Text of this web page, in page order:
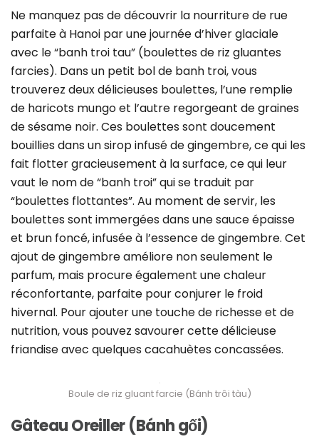
Ne manquez pas de découvrir la nourriture de rue
parfaite à Hanoi par une journée d’hiver glaciale
avec le “banh troi tau” (boulettes de riz gluantes
farcies). Dans un petit bol de banh troi, vous
trouverez deux délicieuses boulettes, l’une remplie
de haricots mungo et l’autre regorgeant de graines
de sésame noir. Ces boulettes sont doucement
bouillies dans un sirop infusé de gingembre, ce qui les
fait flotter gracieusement à la surface, ce qui leur
vaut le nom de “banh troi” qui se traduit par
“boulettes flottantes”. Au moment de servir, les
boulettes sont immergées dans une sauce épaisse
et brun foncé, infusée à l’essence de gingembre. Cet
ajout de gingembre améliore non seulement le
parfum, mais procure également une chaleur
réconfortante, parfaite pour conjurer le froid
hivernal. Pour ajouter une touche de richesse et de
nutrition, vous pouvez savourer cette délicieuse
friandise avec quelques cacahuètes concassées.
Boule de riz gluant farcie (Bánh trôi tàu)
Gâteau Oreiller (Bánh gối)